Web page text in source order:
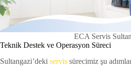
ECA Servis
Teknik Destek ve Operasyon Süreci
Sultangazi’deki servis sürecimiz şu